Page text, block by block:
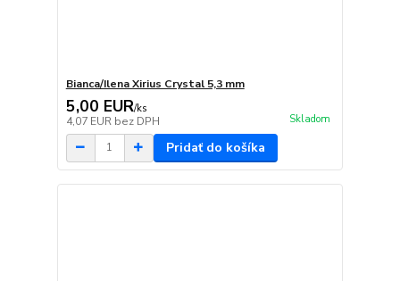
Bianca/Ilena Xirius Crystal 5,3 mm
5,00 EUR/ks
4,07 EUR bez DPH Skladom
Pridať do košíka